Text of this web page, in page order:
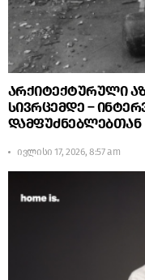
არქიტექტურული
სივრცემდე –
დამფუძნებლებთან
ივლისი 17, 2026, 8:57 am